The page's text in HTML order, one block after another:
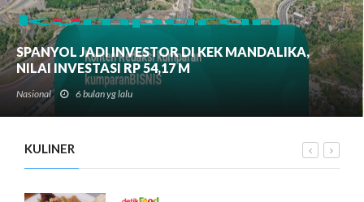
SPANYOL JADI INVESTOR DI KEK MANDALIKA,
NILAI INVESTASI RP 54,17 M
Nasional 6 bulan yg lalu
KULINER